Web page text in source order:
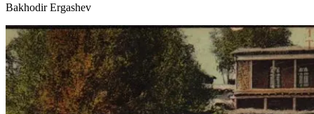
Bakhodir Ergashev